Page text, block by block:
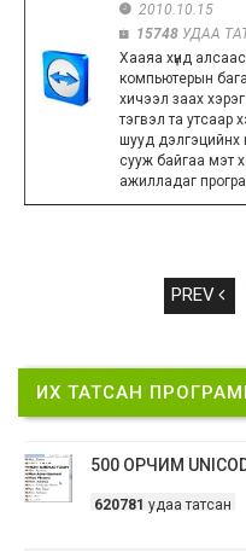
2010.10.15
15748 УДАА
Хааяа хүнд алсаас
компьютерын
хичээл заах
тэгвэл та утсаар
шууд дэлгэцийнх
сууж байгаа мэт
ажилладаг
PREV
ИХ ТАТСАН
500 ОРЧИМ
620781 удаа татсан